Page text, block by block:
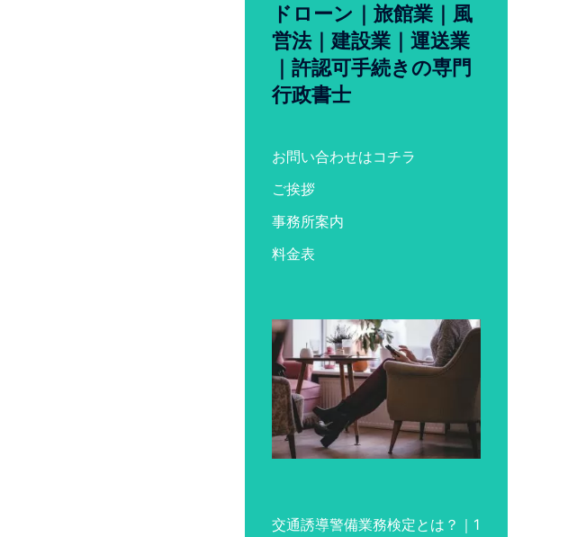
ドローン｜旅館業｜風
営法｜建設業｜運送業
｜許認可手続きの専門
行政書士
お問い合わせはコチラ
ご挨拶
事務所案内
料金表
交通誘導警備業務検定とは？｜1